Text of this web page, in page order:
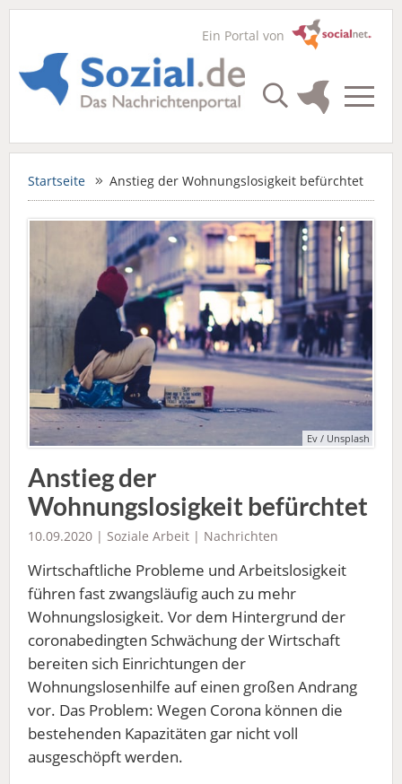
Ein Portal von
Startseite Anstieg der Wohnungslosigkeit befürchtet
Ev / Unsplash
Anstieg der
Wohnungslosigkeit befürchtet
10.09.2020 | Soziale Arbeit | Nachrichten
Wirtschaftliche Probleme und Arbeitslosigkeit
führen fast zwangsläufig auch zu mehr
Wohnungslosigkeit. Vor dem Hintergrund der
coronabedingten Schwächung der Wirtschaft
bereiten sich Einrichtungen der
Wohnungslosenhilfe auf einen großen Andrang
vor. Das Problem: Wegen Corona können die
bestehenden Kapazitäten gar nicht voll
ausgeschöpft werden.